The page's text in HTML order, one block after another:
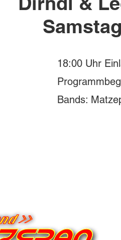
18:00 Uhr
Bands: